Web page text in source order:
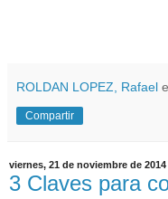
ROLDAN LOPEZ, Rafael
Compartir
viernes, 21 de noviembre de 2014
3 Claves para